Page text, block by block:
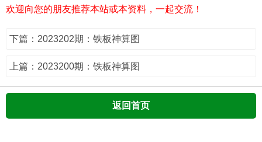
欢迎向您的朋友推荐本站或本资料，一起交流！
下篇：2023202期：铁板神算图
上篇：2023200期：铁板神算图
返回首页